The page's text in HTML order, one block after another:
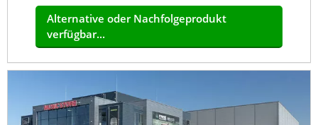
Alternative oder Nachfolgeprodukt
verfügbar...